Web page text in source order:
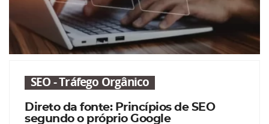
SEO - Tráfego Orgânico
Direto da fonte: Princípios de SEO
segundo o próprio Google